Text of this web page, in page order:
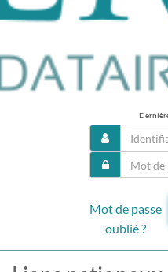
Mot de passe
oublié ?